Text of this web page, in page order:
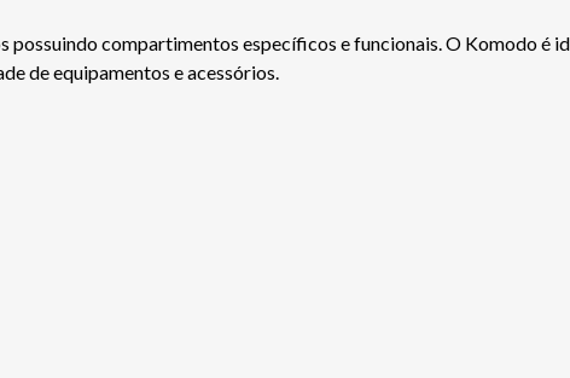
compartimentos específicos e funcionais. O Komodo é
de equipamentos e acessórios.